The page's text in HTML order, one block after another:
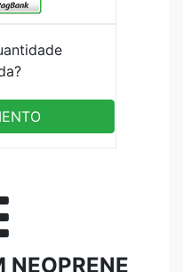
NEOPRENE